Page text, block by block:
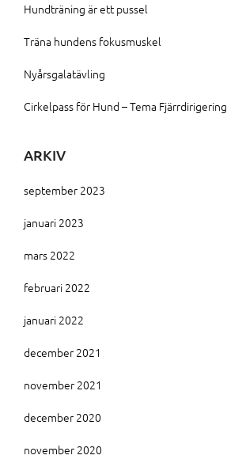
Hundträning är ett pussel
Träna hundens fokusmuskel
Nyårsgalatävling
Cirkelpass för Hund – Tema Fjärrdirigering
ARKIV
september 2023
januari 2023
mars 2022
februari 2022
januari 2022
december 2021
november 2021
december 2020
november 2020